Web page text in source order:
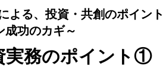
よる、投資・共創のポイント
成功のカギ～
実務のポイント①